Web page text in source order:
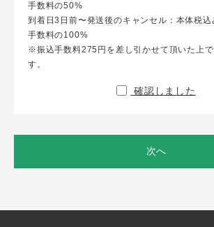
手数料の50%
到着日3日前〜発送後のキャンセル：本体税込
手数料の100%
※振込手数料275円を差し引かせて頂いた上で
す。
確認しました
次へ